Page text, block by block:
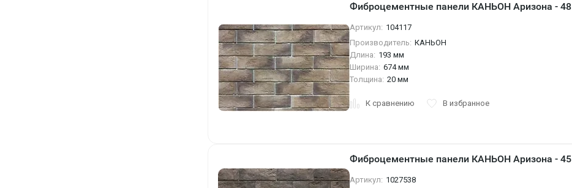
Фиброцементные панели КАНЬОН Аризона - 48
Артикул: 104117
Производитель: КАНЬОН
Длина: 193 мм
Ширина: 674 мм
Толщина: 20 мм
К сравнению В избранное
Фиброцементные панели КАНЬОН Аризона - 45
Артикул: 1027538